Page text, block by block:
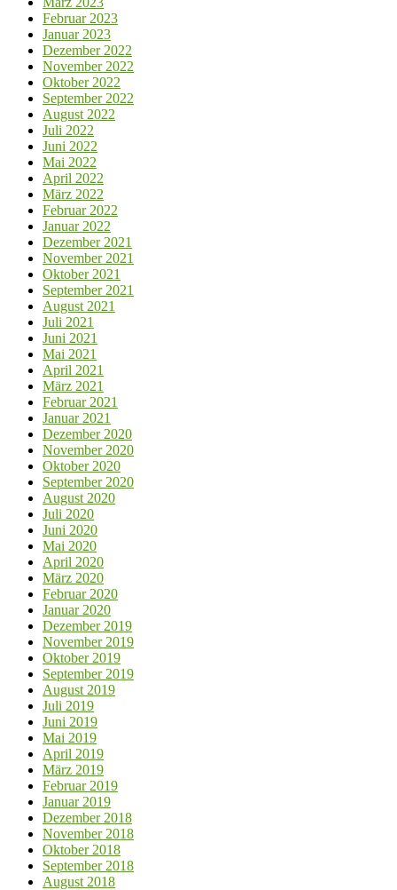
Februar 2023
Januar 2023
Dezember 2022
November 2022
Oktober 2022
September 2022
August 2022
Juli 2022
Juni 2022
Mai 2022
April 2022
März 2022
Februar 2022
Januar 2022
Dezember 2021
November 2021
Oktober 2021
September 2021
August 2021
Juli 2021
Juni 2021
Mai 2021
April 2021
März 2021
Februar 2021
Januar 2021
Dezember 2020
November 2020
Oktober 2020
September 2020
August 2020
Juli 2020
Juni 2020
Mai 2020
April 2020
März 2020
Februar 2020
Januar 2020
Dezember 2019
November 2019
Oktober 2019
September 2019
August 2019
Juli 2019
Juni 2019
Mai 2019
April 2019
März 2019
Februar 2019
Januar 2019
Dezember 2018
November 2018
Oktober 2018
September 2018
August 2018